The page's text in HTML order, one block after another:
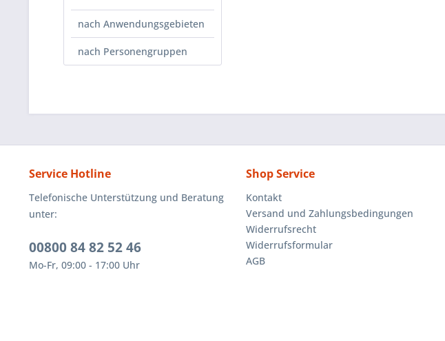
nach Anwendungsgebieten
nach Personengruppen
Service Hotline
Telefonische Unterstützung und Beratung
unter:
00800 84 82 52 46
Mo-Fr, 09:00 - 17:00 Uhr
Shop Service
Kontakt
Versand und Zahlungsbedingungen
Widerrufsrecht
Widerrufsformular
AGB